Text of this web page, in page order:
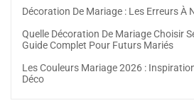
Décoration De Mariage : Les Erreurs À
Quelle Décoration De Mariage Choisir
Guide Complet Pour Futurs Mariés
Les Couleurs Mariage 2026 :
Déco